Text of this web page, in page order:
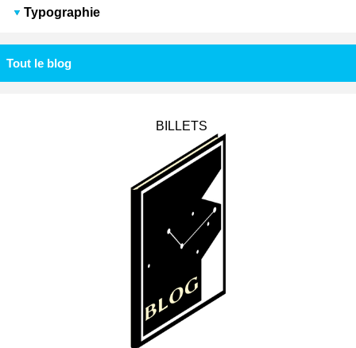
Typographie
Tout le blog
BILLETS